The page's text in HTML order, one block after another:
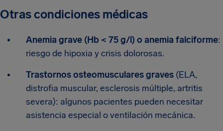
Otras condiciones médicas
Anemia grave (Hb < 75 g/l) o anemia falciforme:
riesgo de hipoxia y crisis dolorosas.
Trastornos osteomusculares graves (ELA,
distrofia muscular, esclerosis múltiple, artritis
severa): algunos pacientes pueden necesitar
asistencia especial o ventilación mecánica.